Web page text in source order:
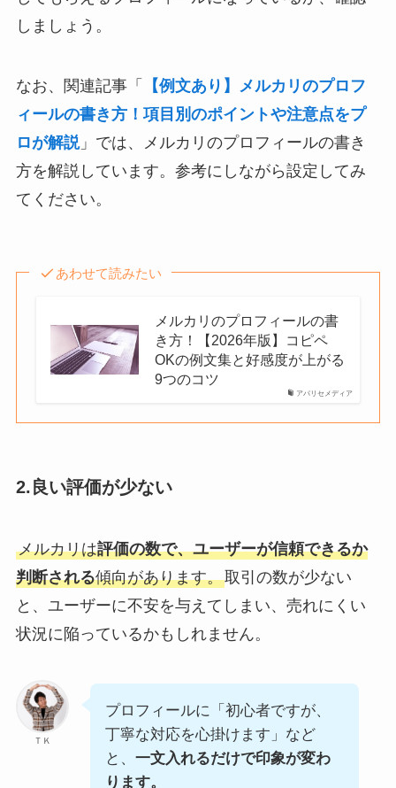
しましょう。
なお、関連記事「
【例文あり】メルカリのプロフ
ィールの書き方！項目別のポイントや注意点をプ
ロが解説」では、メルカリのプロフィールの書き
方を解説しています。参考にしながら設定してみ
てください。
あわせて読みたい
アパリセメディア
メルカリのプロフィールの書
き方！【2026年版】コピペ
OKの例文集と好感度が上がる
9つのコツ
2.良い評価が少ない
メルカリは評価の数で、ユーザーが信頼できるか
判断される傾向があります。取引の数が少ない
と、ユーザーに不安を与えてしまい、売れにくい
状況に陥っているかもしれません。
ＴＫ
プロフィールに「初心者ですが、
丁寧な対応を心掛けます」など
と、 一文入れるだけで印象が変わ
ります。